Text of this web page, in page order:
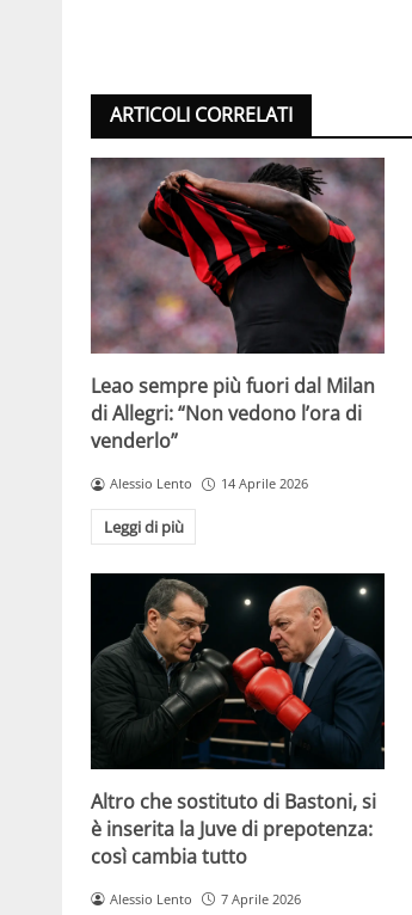
ARTICOLI CORRELATI
Leao sempre più fuori dal Milan
di Allegri: “Non vedono l’ora di
venderlo”
Alessio Lento 14 Aprile 2026
Leggi di più
Altro che sostituto di Bastoni, si
è inserita la Juve di prepotenza:
così cambia tutto
Alessio Lento 7 Aprile 2026